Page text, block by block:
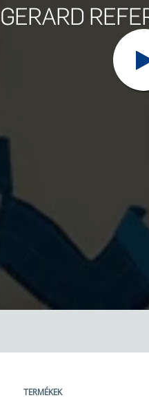
GERARD
TERMÉKEK